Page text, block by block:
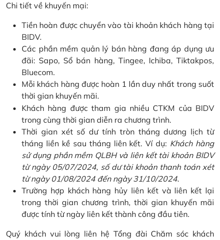
Chi tiết về khuyến mại:
Tiền hoàn được chuyển vào tài khoản khách hàng tại
BIDV.
Các phần mềm quản lý bán hàng đang áp dụng ưu
đãi: Sapo, Sổ bán hàng, Tingee, Ichiba, Tiktakpos,
Bluecom.
Mỗi khách hàng được hoàn 1 lần duy nhất trong suốt
thời gian khuyến mãi.
Khách hàng được tham gia nhiều CTKM của BIDV
trong cùng thời gian diễn ra chương trình.
Thời gian xét số dư tính tròn tháng dương lịch từ
tháng liền kề sau tháng liên kết. Ví dụ: Khách hàng
sử dụng phần mềm QLBH và liên kết tài khoản BIDV
từ ngày 05/07/2024, số dư tài khoản thanh toán xét
từ ngày 01/08/2024 đến ngày 31/10/2024.
Trường hợp khách hàng hủy liên kết và liên kết lại
trong thời gian chương trình, thời gian khuyến mãi
được tính từ ngày liên kết thành công đầu tiên.
Quý khách vui lòng liên hệ Tổng đài Chăm sóc khách